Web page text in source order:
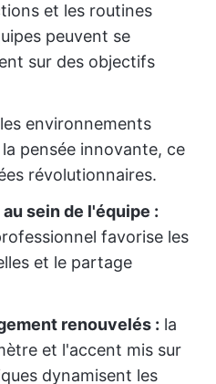
et les routines
peuvent se
sur des objectifs
les environnements
pensée innovante, ce
révolutionnaires.
sein de l'équipe :
favorise les
et le partage
renouvelés : la
et l'accent mis sur
dynamisent les